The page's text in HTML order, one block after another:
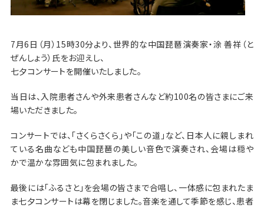
7月6日（月）15時30分より、世界的な中国琵琶演奏家・涂 善祥（と
ぜんしょう）氏をお迎えし、
七夕コンサートを開催いたしました。
当日は、入院患者さんや外来患者さんなど約100名の皆さまにご来
場いただきました。
コンサートでは、「さくらさくら」や「この道」など、日本人に親しまれ
ている名曲なども中国琵琶の美しい音色で演奏され、会場は穏や
かで温かな雰囲気に包まれました。
最後には「ふるさと」を会場の皆さまで合唱し、一体感に包まれたま
ま七夕コンサートは幕を閉じました。音楽を通して季節を感じ、患者